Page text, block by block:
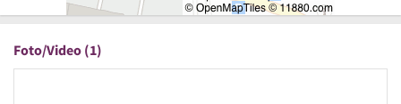
Foto/Video (1)